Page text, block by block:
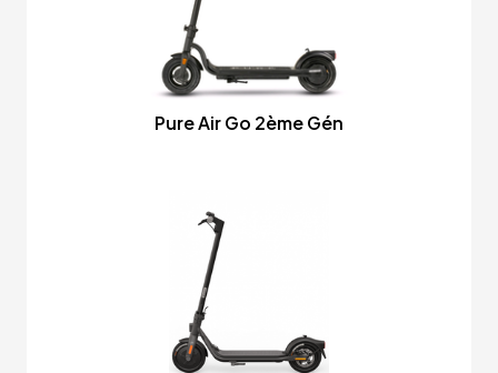
Pure Air Go 2ème Gén